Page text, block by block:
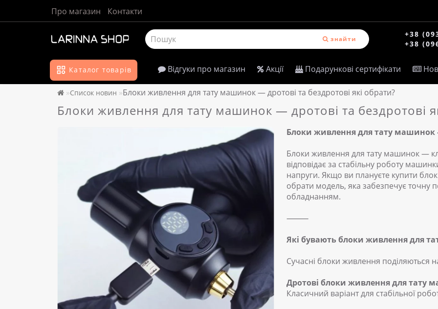
Про магазин Контакти
знайти
+38
+38
Каталог товарів Відгуки про магазин Акції Подарункові сертифікати
Список новин Блоки живлення для тату машинок — дротові та бездротові які обрати?
Блоки живлення для тату машинок — дротові та бездротові
Блоки живлення для тату машинок
Блоки живлення для тату машинок —
відповідає за стабільну роботу
напруги. Якщо ви плануєте купити
обрати модель, яка забезпечує точну
обладнанням.
⸻
Які бувають блоки живлення для
Сучасні блоки живлення поділяються
Дротові блоки живлення для тату
Класичний варіант для стабільної